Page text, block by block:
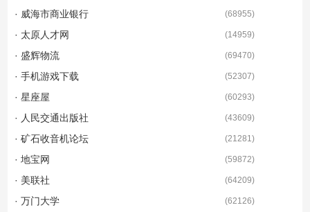
· 威海市商业银行 (68955)
· 太原人才网 (14959)
· 盛辉物流 (69470)
· 手机游戏下载 (52307)
· 星座屋 (60293)
· 人民交通出版社 (43609)
· 矿石收音机论坛 (21281)
· 地宝网 (59872)
· 美联社 (64209)
· 万门大学 (62126)